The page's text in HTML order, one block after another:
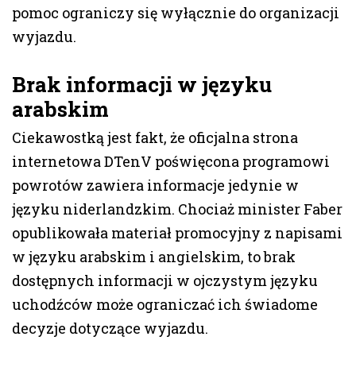
pomoc ograniczy się wyłącznie do organizacji
wyjazdu.
Brak informacji w języku
arabskim
Ciekawostką jest fakt, że oficjalna strona
internetowa DTenV poświęcona programowi
powrotów zawiera informacje jedynie w
języku niderlandzkim. Chociaż minister Faber
opublikowała materiał promocyjny z napisami
w języku arabskim i angielskim, to brak
dostępnych informacji w ojczystym języku
uchodźców może ograniczać ich świadome
decyzje dotyczące wyjazdu.